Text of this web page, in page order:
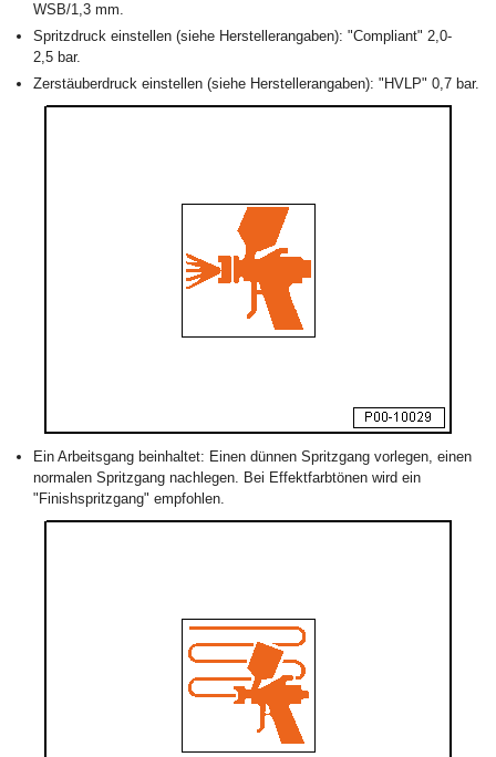
WSB/1,3 mm.
Spritzdruck einstellen (siehe Herstellerangaben): "Compliant" 2,0-
2,5 bar.
Zerstäuberdruck einstellen (siehe Herstellerangaben): "HVLP" 0,7 bar.
Ein Arbeitsgang beinhaltet: Einen dünnen Spritzgang vorlegen, einen
normalen Spritzgang nachlegen. Bei Effektfarbtönen wird ein
"Finishspritzgang" empfohlen.